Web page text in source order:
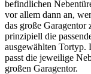
befindlichen
vor allem dann an,
das große
prinzipiell die
ausgewählten Tortyp.
passt die jeweilige
großen Garagentor.